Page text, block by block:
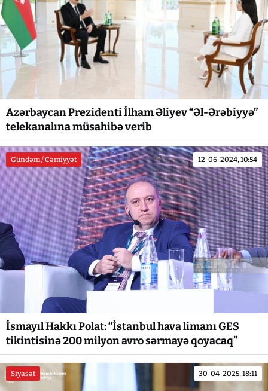
Azərbaycan Prezidenti İlham Əliyev “Əl-Ərəbiyyə”
telekanalına müsahibə verib
Gündəm / Cəmiyyət 12-06-2024, 10:54
İsmayıl Hakkı Polat: “İstanbul hava limanı GES
tikintisinə 200 milyon avro sərmayə qoyacaq”
Siyasət 30-04-2025, 18:11